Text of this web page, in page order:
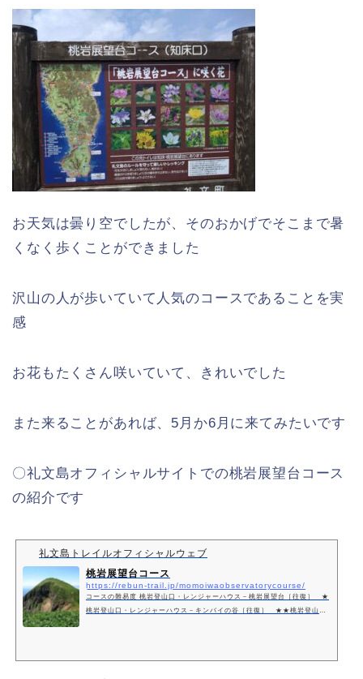
お天気は曇り空でしたが、そのおかげでそこまで暑
くなく歩くことができました
沢山の人が歩いていて人気のコースであることを実
感
お花もたくさん咲いていて、きれいでした
また来ることがあれば、5月か6月に来てみたいです
〇礼文島オフィシャルサイトでの桃岩展望台コース
の紹介です
礼文島トレイルオフィシャルウェブ
桃岩展望台コース
https://rebun-trail.jp/momoiwaobservatorycourse/
コースの難易度 桃岩登山口・レンジャーハウス－桃岩展望台［往復］ ★
桃岩登山口・レンジャーハウス－キンバイの谷［往復］ ★★桃岩登山